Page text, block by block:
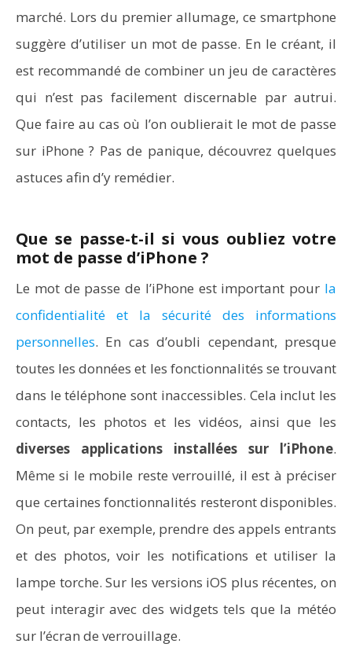
marché. Lors du premier allumage, ce smartphone
suggère d’utiliser un mot de passe. En le créant, il
est recommandé de combiner un jeu de caractères
qui n’est pas facilement discernable par autrui.
Que faire au cas où l’on oublierait le mot de passe
sur iPhone ? Pas de panique, découvrez quelques
astuces afin d’y remédier.
Que se passe-t-il si vous oubliez votre
mot de passe d’iPhone ?
Le mot de passe de l’iPhone est important pour la
confidentialité et la sécurité des informations
personnelles. En cas d’oubli cependant, presque
toutes les données et les fonctionnalités se trouvant
dans le téléphone sont inaccessibles. Cela inclut les
contacts, les photos et les vidéos, ainsi que les
diverses applications installées sur l’iPhone.
Même si le mobile reste verrouillé, il est à préciser
que certaines fonctionnalités resteront disponibles.
On peut, par exemple, prendre des appels entrants
et des photos, voir les notifications et utiliser la
lampe torche. Sur les versions iOS plus récentes, on
peut interagir avec des widgets tels que la météo
sur l’écran de verrouillage.